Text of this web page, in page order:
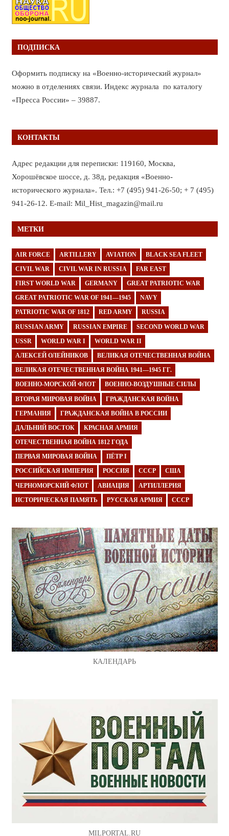
ПОДПИСКА
Оформить подписку на «Военно-исторический журнал»
можно в отделениях связи. Индекс журнала по каталогу
«Пресса России» – 39887.
КОНТАКТЫ
Адрес редакции для переписки: 119160, Москва,
Хорошёвское шоссе, д. 38д, редакция «Военно-
исторического журнала». Тел.: +7 (495) 941-26-50; + 7 (495)
941-26-12. E-mail: Mil_Hist_magazin@mail.ru
МЕТКИ
AIR FORCE ARTILLERY AVIATION BLACK SEA FLEET
CIVIL WAR CIVIL WAR IN RUSSIA FAR EAST
FIRST WORLD WAR GERMANY GREAT PATRIOTIC WAR
GREAT PATRIOTIC WAR OF 1941—1945 NAVY
PATRIOTIC WAR OF 1812 RED ARMY RUSSIA
RUSSIAN ARMY RUSSIAN EMPIRE SECOND WORLD WAR
USSR WORLD WAR I WORLD WAR II
АЛЕКСЕЙ ОЛЕЙНИКОВ ВЕЛИКАЯ ОТЕЧЕСТВЕННАЯ ВОЙНА
ВЕЛИКАЯ ОТЕЧЕСТВЕННАЯ ВОЙНА 1941—1945 ГГ.
ВОЕННО-МОРСКОЙ ФЛОТ ВОЕННО-ВОЗДУШНЫЕ СИЛЫ
ВТОРАЯ МИРОВАЯ ВОЙНА ГРАЖДАНСКАЯ ВОЙНА
ГЕРМАНИЯ ГРАЖДАНСКАЯ ВОЙНА В РОССИИ
ДАЛЬНИЙ ВОСТОК КРАСНАЯ АРМИЯ
ОТЕЧЕСТВЕННАЯ ВОЙНА 1812 ГОДА
ПЕРВАЯ МИРОВАЯ ВОЙНА ПЁТР I
РОССИЙСКАЯ ИМПЕРИЯ РОССИЯ СССР США
ЧЕРНОМОРСКИЙ ФЛОТ АВИАЦИЯ АРТИЛЛЕРИЯ
ИСТОРИЧЕСКАЯ ПАМЯТЬ РУССКАЯ АРМИЯ СССР
КАЛЕНДАРЬ
MILPORTAL.RU